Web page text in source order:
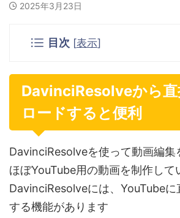
2025年3月23日
目次 [表示]
DavinciResolveから
ロードすると便利
DavinciResolveを使って動画編集
ほぼYouTube用の動画を制作して
DavinciResolveには、YouTubeに
する機能があります